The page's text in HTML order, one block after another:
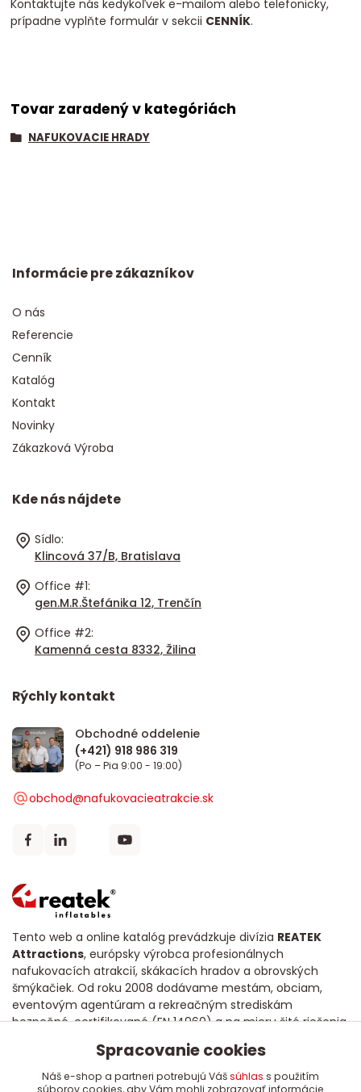
Kontaktujte nás kedykoľvek e-mailom alebo telefonicky,
prípadne vyplňte formulár v sekcii CENNÍK.
Tovar zaradený v kategóriách
NAFUKOVACIE HRADY
Informácie pre zákazníkov
O nás
Referencie
Cenník
Katalóg
Kontakt
Novinky
Zákazková Výroba
Kde nás nájdete
Sídlo:
Klincová 37/B, Bratislava
Office #1:
gen.M.R.Štefánika 12, Trenčín
Office #2:
Kamenná cesta 8332, Žilina
Tento web a online katalóg prevádzkuje divízia REATEK
Attractions, európsky výrobca profesionálnych
nafukovacích atrakcií, skákacích hradov a obrovských
šmýkačiek. Od roku 2008 dodávame mestám, obciam,
eventovým agentúram a rekreačným strediskám
bezpečné, certifikované (EN 14960) a na mieru šité riešenia
s dôrazom na dlhú životnosť a poctivú kvalitu.
Rýchly kontakt
Obchodné oddelenie
(Po – Pia 9:00 - 19:00)
obchod@nafukovacieatrakcie.sk
Spracovanie cookies
Náš e-shop a partneri potrebujú Vášsúhlas s použitím
súborov cookies, aby Vám mohli zobrazovať informácie